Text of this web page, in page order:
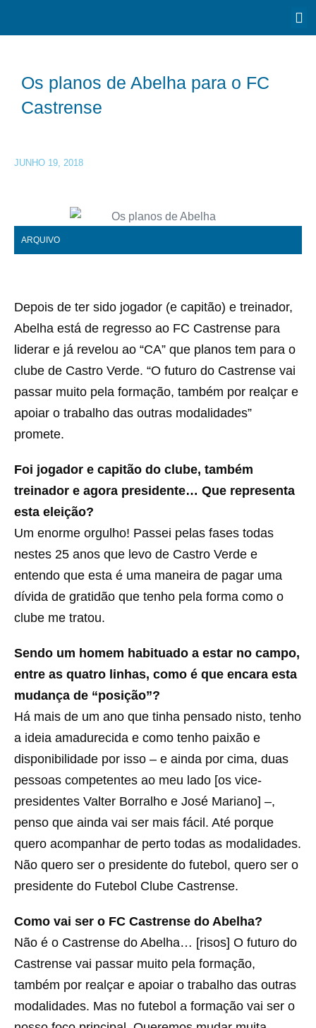
Os planos de Abelha para o FC
Castrense
JUNHO 19, 2018
ARQUIVO
Depois de ter sido jogador (e capitão) e treinador,
Abelha está de regresso ao FC Castrense para
liderar e já revelou ao “CA” que planos tem para o
clube de Castro Verde. “O futuro do Castrense vai
passar muito pela formação, também por realçar e
apoiar o trabalho das outras modalidades”
promete.
Foi jogador e capitão do clube, também
treinador e agora presidente… Que representa
esta eleição?
Um enorme orgulho! Passei pelas fases todas
nestes 25 anos que levo de Castro Verde e
entendo que esta é uma maneira de pagar uma
dívida de gratidão que tenho pela forma como o
clube me tratou.
Sendo um homem habituado a estar no campo,
entre as quatro linhas, como é que encara esta
mudança de “posição”?
Há mais de um ano que tinha pensado nisto, tenho
a ideia amadurecida e como tenho paixão e
disponibilidade por isso – e ainda por cima, duas
pessoas competentes ao meu lado [os vice-
presidentes Valter Borralho e José Mariano] –,
penso que ainda vai ser mais fácil. Até porque
quero acompanhar de perto todas as modalidades.
Não quero ser o presidente do futebol, quero ser o
presidente do Futebol Clube Castrense.
Como vai ser o FC Castrense do Abelha?
Não é o Castrense do Abelha… [risos] O futuro do
Castrense vai passar muito pela formação,
também por realçar e apoiar o trabalho das outras
modalidades. Mas no futebol a formação vai ser o